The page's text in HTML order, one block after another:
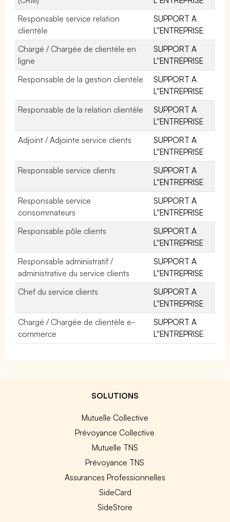
Responsable service relation
clientèle
SUPPORT A
L''ENTREPRISE
Chargé / Chargée de clientèle en
ligne
SUPPORT A
L''ENTREPRISE
Responsable de la gestion clientèle
SUPPORT A
L''ENTREPRISE
Responsable de la relation clientèle
SUPPORT A
L''ENTREPRISE
Adjoint / Adjointe service clients
SUPPORT A
L''ENTREPRISE
Responsable service clients
SUPPORT A
L''ENTREPRISE
Responsable service
consommateurs
SUPPORT A
L''ENTREPRISE
Responsable pôle clients
SUPPORT A
L''ENTREPRISE
Responsable administratif /
administrative du service clients
SUPPORT A
L''ENTREPRISE
Chef du service clients
SUPPORT A
L''ENTREPRISE
Chargé / Chargée de clientèle e-
commerce
SUPPORT A
L''ENTREPRISE
SOLUTIONS
Mutuelle Collective
Prévoyance Collective
Mutuelle TNS
Prévoyance TNS
Assurances Professionnelles
SideCard
SideStore